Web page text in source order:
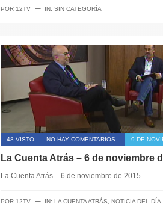
POR 12TV ─ IN: SIN CATEGORÍA
48 VISTO - NO HAY COMENTARIOS 9 DE
La Cuenta Atrás – 6 de noviembre
La Cuenta Atrás – 6 de noviembre de 2015
POR 12TV ─ IN: LA CUENTA ATRÁS NOTICIA DEL DÍA